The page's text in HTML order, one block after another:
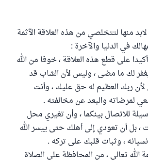
منها لتتخلصي من هذه العلاقة الآثمة
في الدنيا والآخرة :
على قطع هذه العلاقة ، خوفا من الله
لك ما مضى ، وليس لأن الشاب قد
لأن ربك العظيم له حق عليك ، وأنت
لمرضاته والبعد عن مخالفته .
للاتصال بينكما ، وأن تغيري محل
بل أن تعودي إلى أهلك حتى ييسر الله
، وثبات قلبك على تركه .
الله تعالى ، من المحافظة على الصلاة